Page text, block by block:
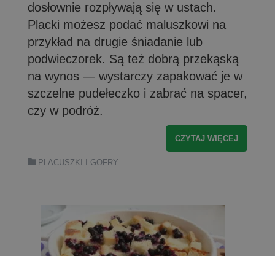
dosłownie rozpływają się w ustach.
Placki możesz podać maluszkowi na
przykład na drugie śniadanie lub
podwieczorek. Są też dobrą przekąską
na wynos — wystarczy zapakować je w
szczelne pudełeczko i zabrać na spacer,
czy w podróż.
CZYTAJ WIĘCEJ
PLACUSZKI I GOFRY